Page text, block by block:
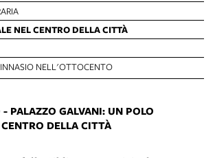
NEL CENTRO DELLA CITTÀ
NELL'OTTOCENTO
PALAZZO GALVANI: UN POLO
DELLA CITTÀ